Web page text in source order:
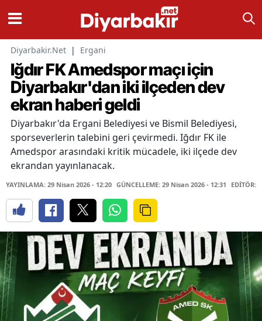
Diyarbakir.Net | Ergani
Iğdır FK Amedspor maçı için
Diyarbakır'dan iki ilçeden dev
ekran haberi geldi
Diyarbakır'da Ergani Belediyesi ve Bismil Belediyesi,
sporseverlerin talebini geri çevirmedi. Iğdır FK ile
Amedspor arasındaki kritik mücadele, iki ilçede dev
ekrandan yayınlanacak.
YAYINLAMA: 29 Nisan 2026 - 12:20 GÜNCELLEME: 29 Nisan 2026 - 12:31 EDİTÖR: